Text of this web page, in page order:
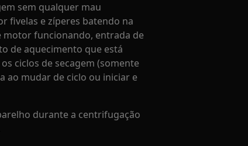
sem qualquer mau
fivelas e zíperes batendo na
funcionando, entrada de
de aquecimento que está
ciclos de secagem (somente
ao mudar de ciclo ou iniciar e
durante a centrifugação